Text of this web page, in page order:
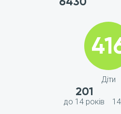
Діти
201
до 14 років